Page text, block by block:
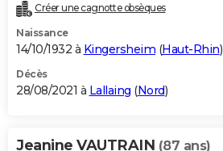
Créer une cagnotte obsèques
Naissance
14/10/1932 à Kingersheim (Haut-Rhin)
Décès
28/08/2021 à Lallaing (Nord)
Jeanine VAUTRAIN (87 ans)